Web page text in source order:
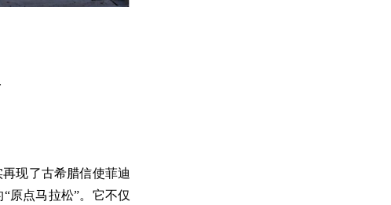
现了古希腊信使菲迪
“原点马拉松”。它不仅